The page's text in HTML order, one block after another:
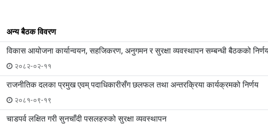
अन्य बैठक विवरण
विकास आयोजना कार्यान्वयन, सहजिकरण, अनुगमन र सुरक्षा व्यवस्थापन सम्बन्धी बैठकको
२०८२-०२-११
राजनीतिक दलका प्रमुख एवम् पदाधिकारीसँग छलफल तथा अन्तरक्रिया कार्यक्रमको निर्णय
२०८१-०९-१९
चाडपर्व लक्षित गरी सुनचाँदी पसलहरुको सुरक्षा व्यवस्थापन